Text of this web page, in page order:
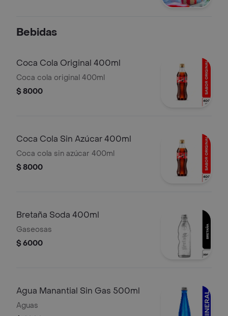
Bebidas
Coca Cola Original 400ml
Coca cola original 400ml
$ 8000
Coca Cola Sin Azúcar 400ml
Coca cola sin azúcar 400ml
$ 8000
Bretaña Soda 400ml
Gaseosas
$ 6000
Agua Manantial Sin Gas 500ml
Aguas